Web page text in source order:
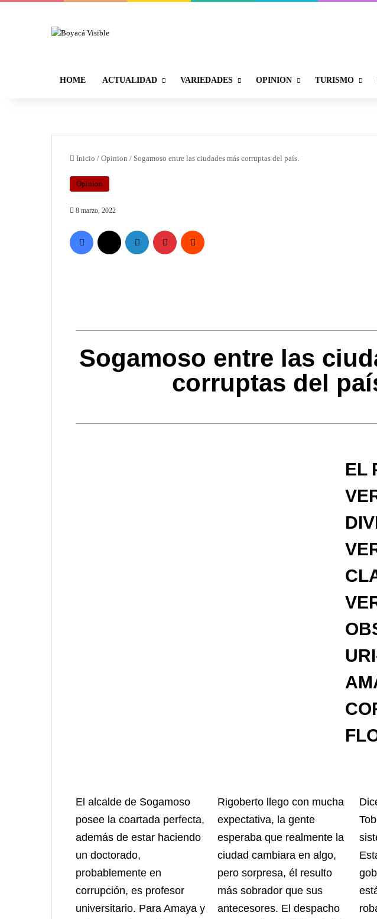
HOME ACTUALIDAD VARIEDADES OPINION TURISMO
Inicio / Opinion / Sogamoso entre las ciudades más corruptas del país.
Opinion
8 marzo, 2022
Sogamoso entre las
corruptas del
EL
El alcalde de Sogamoso
posee la coartada perfecta,
además de estar haciendo
un doctorado,
probablemente en
corrupción, es profesor
universitario. Para Amaya y
Rigoberto llego con mucha
expectativa, la gente
esperaba que realmente la
ciudad cambiara en algo,
pero sorpresa, él resulto
más sobrador que sus
antecesores. El despacho